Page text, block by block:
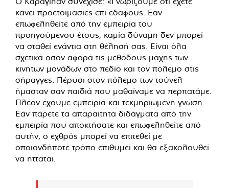
κάνει προετοιμασίες επί εδάφους. Εάν
επωφεληθείτε από την εμπειρία του
προηγούμενου έτους, καμία δύναμη δεν μπορεί
να σταθεί ενάντια στη θέλησή σας. Είναι όλα
σχετικά όσον αφορά τις μεθόδους μάχης των
κινητών μονάδων στο πεδίο και τον πόλεμο στις
σήραγγες. Πέρυσι στον πόλεμο των τούνελ
ήμασταν σαν παιδιά που μαθαίναμε να περπατάμε.
Πλέον έχουμε εμπειρία και τεκμηριωμένη γνώση.
Εάν πάρετε τα απαραίτητα διδάγματα από την
εμπειρία που αποκτήσατε και επωφεληθείτε από
αυτήν, ο εχθρός μπορεί να επιτεθεί με
οποιονδήποτε τρόπο επιθυμεί και θα εξακολουθεί
να ηττάται.